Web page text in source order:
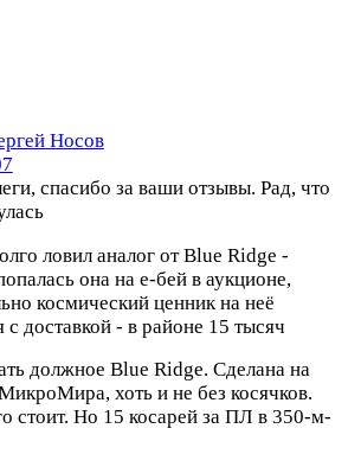
Носов
спасибо за ваши отзывы. Рад, что
ловил аналог от Blue Ridge -
она на е-бей в аукционе,
космический ценник на неё
с доставкой - в районе 15 тысяч
должное Blue Ridge. Сделана на
хоть и не без косячков.
стоит. Но 15 косарей за ПЛ в 350-м-